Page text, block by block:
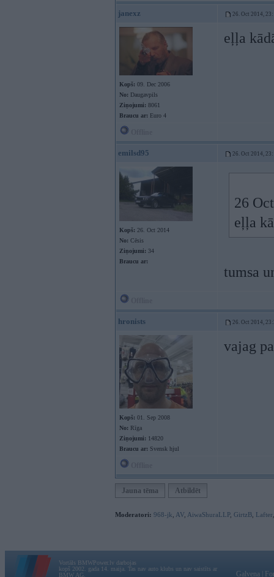
janexz 26. Oct 2014,
Kopš: 09. Dec 2006
No: Daugavpils
Ziņojumi: 8061
Braucu ar: Euro 4
eļļa
emilsd95 26. Oct 2014,
Kopš: 26. Oct 2014
No: Cēsis
Ziņojumi: 34
Braucu ar:
26
eļļa
tumsa
hronists 26. Oct 2014,
Kopš: 01. Sep 2008
No: Rīga
Ziņojumi: 14820
Braucu ar: Svensk hjul
vajag
Jauna tēma Atbildēt
Moderatori: 968-jk AV AiwaShuraLLP, GirtzB Lafter
Vortāls BMWPower.lv darbojas
kopš 2002. gada 14. maija. Tas nav auto klubs un nav saistīts ar
BMW AG.
Galvena